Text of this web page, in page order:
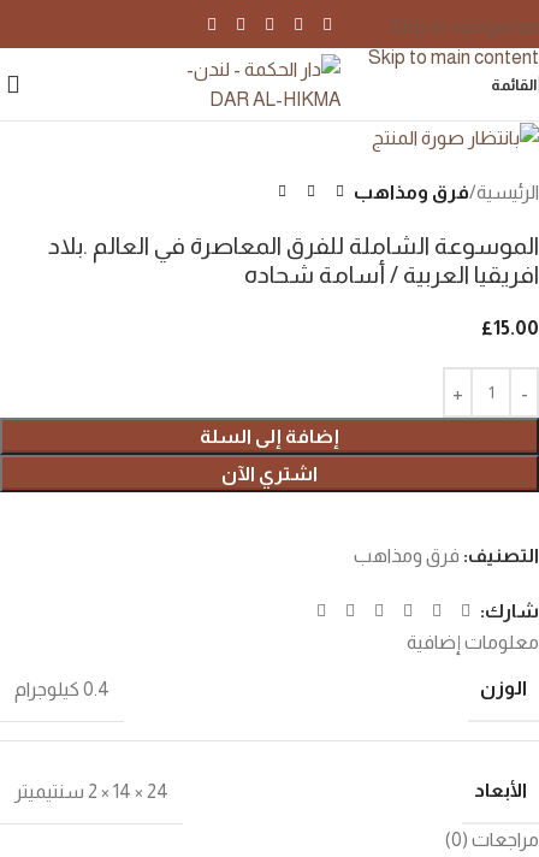
Skip to navigation
Skip to main content
القائمة
الرئيسية فرق ومذاهب
الموسوعة الشاملة للفرق المعاصرة في العالم .بلاد
افريقيا العربية / أسامة شحاده
£15.00
إضافة إلى السلة
اشتري الآن
التصنيف: فرق ومذاهب
شارك:
معلومات إضافية
الوزن 0.4 كيلوجرام
الأبعاد 24 × 14 × 2 سنتيميتر
مراجعات (0)